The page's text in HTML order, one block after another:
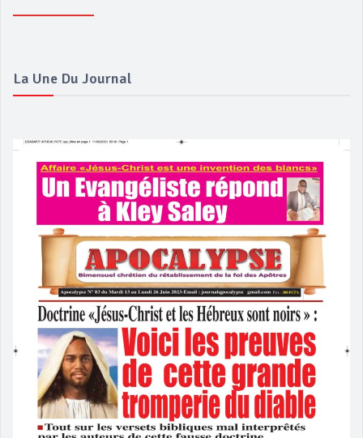
La Une Du Journal